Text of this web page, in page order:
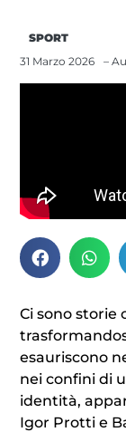
SPORT
31 Marzo 2026
–
Ci sono storie
esauriscono
nei confini di
identità,
Igor Protti e